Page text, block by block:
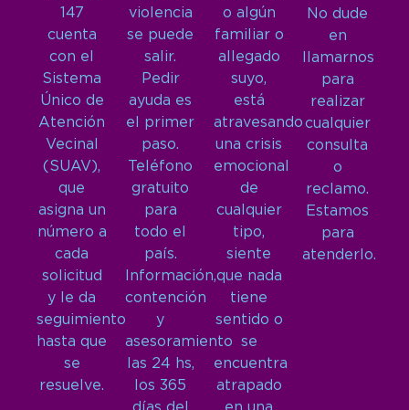
147
cuenta
con el
Sistema
Único de
Atención
Vecinal
(SUAV),
que
asigna un
número a
cada
solicitud
y le da
seguimiento
hasta que
se
resuelve.
violencia
se puede
salir.
Pedir
ayuda es
el primer
paso.
Teléfono
gratuito
para
todo el
país.
Información,
contención
y
asesoramiento
las 24 hs,
los 365
o algún
familiar o
allegado
suyo,
está
atravesando
una crisis
emocional
de
cualquier
tipo,
siente
que nada
tiene
sentido o
se
encuentra
atrapado
No dude
en
llamarnos
para
realizar
cualquier
consulta
o
reclamo.
Estamos
para
atenderlo.